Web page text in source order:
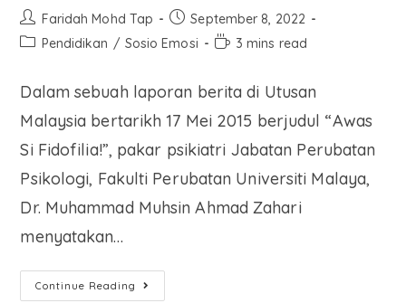
Faridah Mohd Tap
September 8, 2022
Pendidikan / Sosio Emosi 3 mins read
Dalam sebuah laporan berita di Utusan
Malaysia bertarikh 17 Mei 2015 berjudul “Awas
Si Fidofilia!”, pakar psikiatri Jabatan Perubatan
Psikologi, Fakulti Perubatan Universiti Malaya,
Dr. Muhammad Muhsin Ahmad Zahari
menyatakan…
Continue Reading